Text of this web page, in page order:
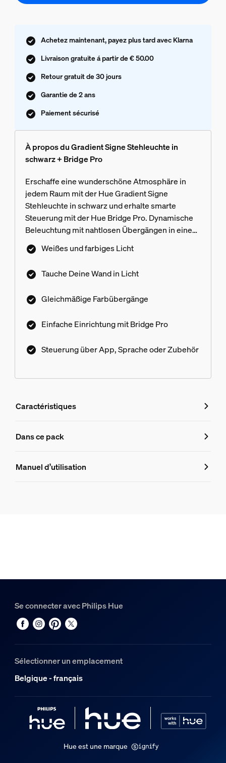
Achetez maintenant, payez plus tard avec Klarna
Livraison gratuite á partir de € 50.00
Retour gratuit de 30 jours
Garantie de 2 ans
Paiement sécurisé
À propos du Gradient Signe Stehleuchte in
schwarz + Bridge Pro
Erschaffe eine wunderschöne Atmosphäre in
jedem Raum mit der Hue Gradient Signe
Stehleuchte in schwarz und erhalte smarte
Steuerung mit der Hue Bridge Pro. Dynamische
Beleuchtung mit nahtlosen Übergängen in einem
schlanken, modernen Design.
Weißes und farbiges Licht
Tauche Deine Wand in Licht
Gleichmäßige Farbübergänge
Einfache Einrichtung mit Bridge Pro
Steuerung über App, Sprache oder Zubehör
Caractéristiques
Caractéristiques
8719514875814
Dans ce pack
Manuel d’utilisation
Se connecter avec Philips Hue
Sélectionner un emplacement
Belgique - français
Hue est une marque